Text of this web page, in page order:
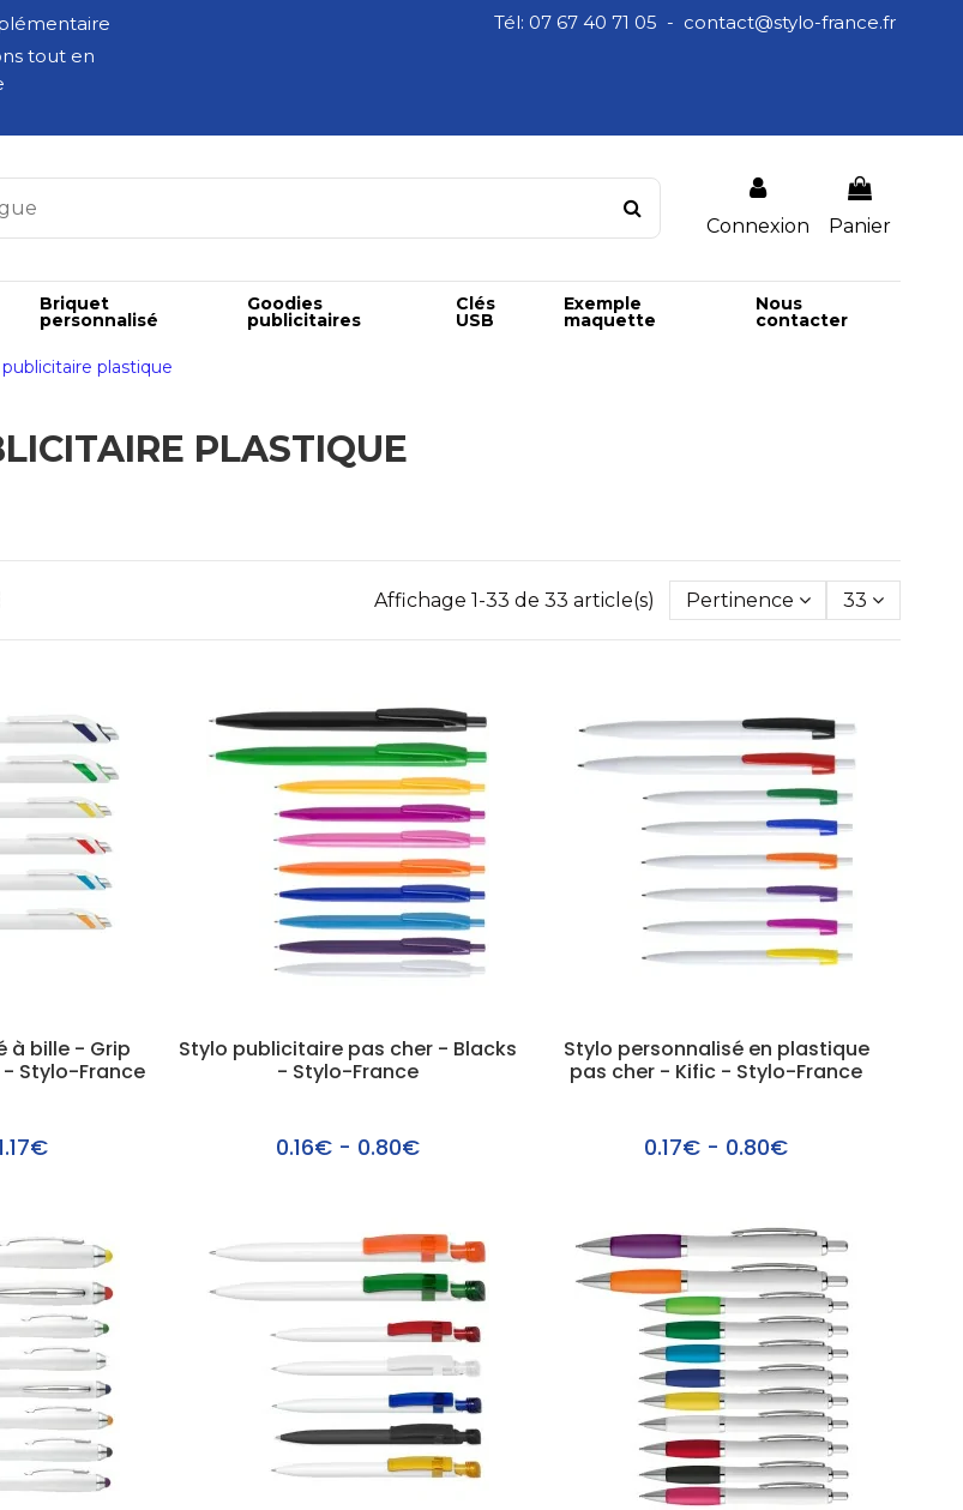
tout en
Tél: 07 67 40 71 05 - contact@stylo-france.fr
Connexion Panier
Briquet
personnalisé
Goodies
publicitaires
Clés
USB
Exemple
maquette
Nous
contacter
plastique
PLASTIQUE
Affichage 1-33 de 33 article(s) Pertinence 33
à bille - Grip
Stylo-France
Stylo publicitaire pas cher - Blacks
- Stylo-France
0.16€ - 0.80€
Stylo personnalisé en plastique
pas cher - Kific - Stylo-France
0.17€ - 0.80€